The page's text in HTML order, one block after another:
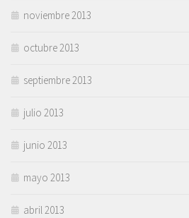
noviembre 2013
octubre 2013
septiembre 2013
julio 2013
junio 2013
mayo 2013
abril 2013